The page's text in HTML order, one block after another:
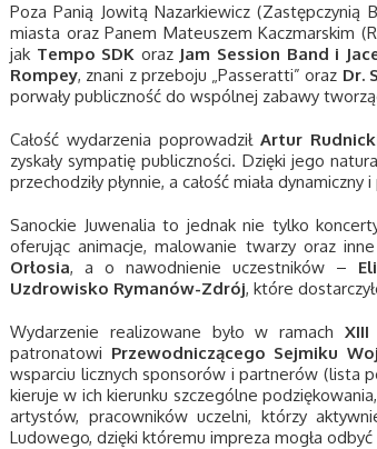
Poza Panią Jowitą Nazarkiewicz
miasta oraz Panem Mateuszem Kaczmarskim
jak Tempo SDK oraz Jam Session Band i
Rompey, znani z przeboju „Passeratti” oraz Dr.
porwały publiczność do wspólnej zabawy
Całość wydarzenia poprowadził Artur
zyskały sympatię publiczności. Dzięki jego
przechodziły płynnie, a całość miała dynamiczny
Sanockie Juwenalia to jednak nie tylko
oferując animacje, malowanie twarzy oraz
Orłosia, a o nawodnienie uczestników –
Uzdrowisko Rymanów-Zdrój, które
Wydarzenie realizowane było w ramach
patronatowi Przewodniczącego Sejmiku
wsparciu licznych sponsorów i partnerów (lista
kieruje w ich kierunku szczególne
artystów, pracowników uczelni, którzy
Ludowego, dzięki któremu impreza mogła